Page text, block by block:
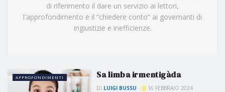
di riferimento il dare un servizio ai lettori,
l'approfondimento e il “chiedere conto” ai governanti di
ingiustizie e inefficienze.
APPROFONDIMENTI Sa limba irmentigàda
DI LUIGI BUSSU 16 FEBBRAIO 2024